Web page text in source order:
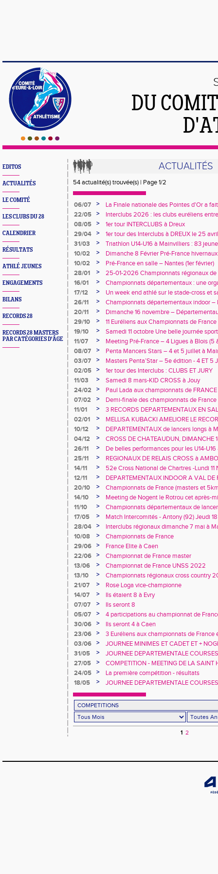
DU
EDITOS
ACTUALITÉS
LE COMITÉ
LES CLUBS DU 28
CALENDRIER
RÉSULTATS
ATHLÉ JEUNES
ENGAGEMENTS
BILANS
RECORDS 28
RECORDS 28 MASTERS
PAR CATÉGORIES D'ÂGE
ACTUALITÉS
54 actualité(s) trouvée(s) | Page 1/2
06/07 >
La Finale nationale des Pointes d'Or a
Bruck de Dreux
22/05 >
Interclubs 2026 : les clubs euréliens
relégation
08/05 >
1er tour INTERCLUBS à Dreux
29/04
>
1er tour des Interclubs à DREUX le 25
31/03
>
Triathlon U14-U16 à Mainvilliers : 83
10/02
>
Dimanche 8 Février Pré-France
10/02
>
Pré-France en salle – Nantes (1er février)
28/01
>
25-01-2026 Championnats régionaux de
16/01
>
Championnats départementaux : une
Nogent-le-Rotrou
17/12 >
Un week end athlé sur le stade-cross et
26/11
>
Championnats départementaux indoor
à Val-de-Reuil
20/11 >
Dimanche 16 novembre –
Val-de-Reuil
29/10 >
11 Euréliens aux Championnats de
19/10
>
Samedi 11 octobre Une belle journée
éveils et poussins
11/07 >
Meeting Pré-France – 4 Ligues à Blois (5
régional en force !
08/07 >
Penta Mancers Stars – 4 et 5 juillet à
de lancers sous un ciel idéal
03/07 >
Masters Penta’Star – 5e édition - 4 ET 5
02/05
>
1er tour des Interclubs : CLUBS ET JURY
11/03
>
Samedi 8 mars-KID CROSS à Jouy
24/02
>
Paul Lada aux championnats de
07/02
>
Demi-finale des championnats de France
11/01
>
3 RECORDS DEPARTEMENTAUX EN
PERCHISTES
02/01 >
MELLISA KUBACKI AMELIORE LE
PENTATHLON CADETTE
10/12 >
DEPARTEMENTAUX de lancers longs à
04/12
>
CROSS DE CHATEAUDUN, DIMANCHE
26/11
>
De belles performances pour les U14-
Val de Reuil
25/11 >
REGIONAUX DE RELAIS CROSS à
14/11
>
52e Cross National de Chartres -Lundi
12/11
>
DEPARTEMENTAUX INDOOR A VAL DE
20/10
>
Championnats de France (masters et
14/10
>
Meeting de Nogent le Rotrou cet après-
11/10
>
Championnats départementaux de
décembre à Mainvilliers
17/05 >
Match Intercomités - Antony (92) Jeudi
28/04
>
Interclubs régionaux dimanche 7 mai à
10/08
>
Championnats de France
29/06
>
France Elite à Caen
22/06
>
Championnat de France master
13/06
>
Championnat de France UNSS 2022
13/10
>
Championnats régionaux cross country
21/07
>
Rose Loga vice-championne
14/07
>
Ils étaient 8 à Evry
07/07
>
Ils seront 8
05/07
>
4 participations au championnat de
30/06
>
Ils seront 4 à Caen
23/06
>
3 Euréliens aux championnats de France
03/06
>
JOURNEE MINIMES ET CADET ET +
31/05
>
JOURNEE DEPARTEMENTALE
27/05
>
COMPETITION - MEETING DE LA SAINT
24/05
>
La première compétition - résultats
18/05
> JOURNEE DEPARTEMENTALE COURSES
1 2